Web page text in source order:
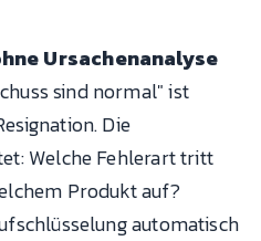
Ursachenanalyse
sind normal" ist
Die
Welche Fehlerart tritt
Produkt auf?
automatisch